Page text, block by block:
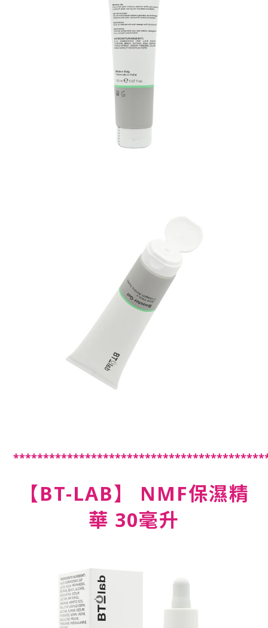
【BT-LAB】 NMF保濕精
華 30毫升